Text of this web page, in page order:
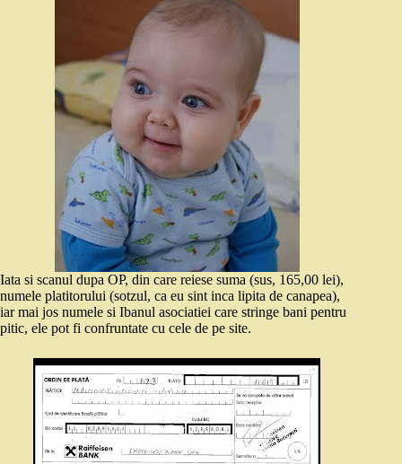
Iata si scanul dupa OP, din care reiese suma (sus, 165,00 lei),
numele platitorului (sotzul, ca eu sint inca lipita de canapea),
iar mai jos numele si Ibanul asociatiei care stringe bani pentru
pitic, ele pot fi confruntate cu cele de pe site.